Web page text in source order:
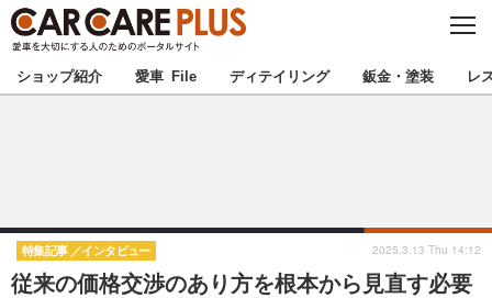
C
S
E
★カーケアプラス認定★ 厳選プロショップを地域から探す
甲信越 北陸
東海 関西
ショップ紹介 愛車 File ディテイリング 鈑金・塗装 レ
従来の価格交渉のあり方を根本から見直す必要
特集記事 インタビュー 2025.3.13 Thu 14:12